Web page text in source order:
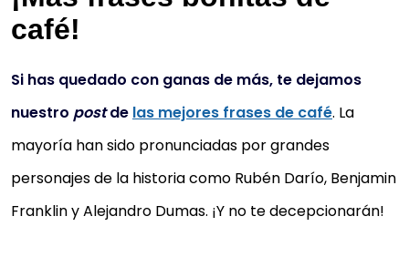
café!
Si has quedado con ganas de más, te dejamos
nuestro postde las mejores frases de café. La
mayoría han sido pronunciadas por grandes
personajes de la historia como Rubén Darío, Benjamin
Franklin y Alejandro Dumas. ¡Y no te decepcionarán!